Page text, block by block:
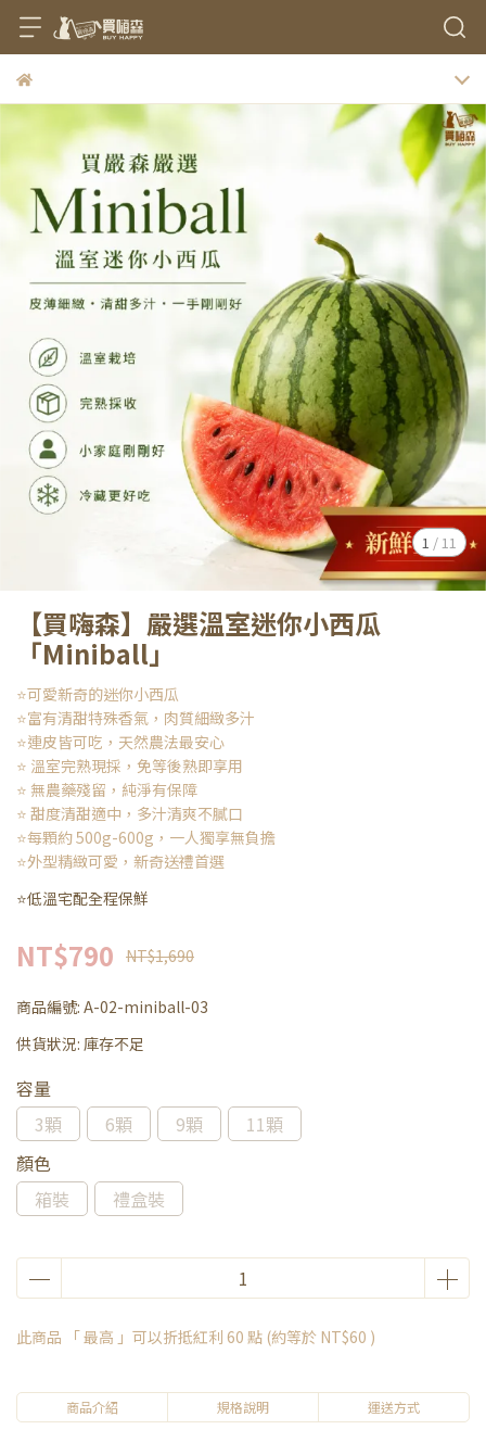
1 / 11
【買嗨森】嚴選溫室迷你小西瓜
「Miniball」
⭐可愛新奇的迷你小西瓜
⭐富有清甜特殊香氣，肉質細緻多汁
⭐連皮皆可吃，天然農法最安心
⭐ 溫室完熟現採，免等後熟即享用
⭐ 無農藥殘留，純淨有保障
⭐ 甜度清甜適中，多汁清爽不膩口
⭐每顆約 500g-600g，一人獨享無負擔
⭐外型精緻可愛，新奇送禮首選
⭐低溫宅配全程保鮮
NT$790 NT$1,690
商品編號: A-02-miniball-03
供貨狀況: 庫存不足
容量
3顆
6顆 9顆
11顆
顏色
箱裝
禮盒裝
此商品 「 最高 」可以折抵紅利 60 點 (約等於 NT$60 )
商品介紹 規格說明 運送方式